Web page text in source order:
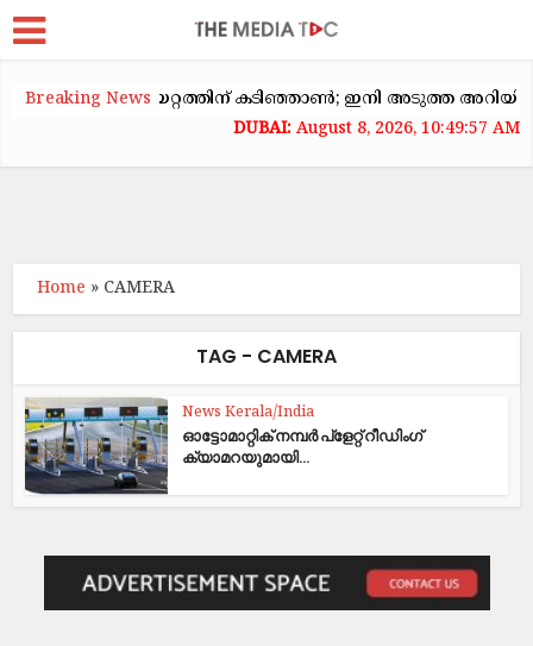
Breaking News
വാടകക്കയറ്റത്തിന് കടിഞ്ഞാൺ; ഇനി അടുത്ത അറിയിപ്പ്
August 8, 2026, 10:49:57 AM
Home » CAMERA
TAG - CAMERA
News Kerala/India
ഓട്ടോമാറ്റിക് നമ്പർ പ്ളേറ്റ് റീഡിംഗ്
ക്യാമറയുമായി...